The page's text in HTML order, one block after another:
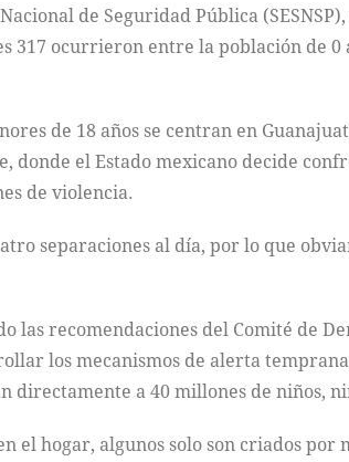
de Seguridad Pública
ocurrieron entre la población de 0
de 18 años se centran en
donde el Estado mexicano decide
de violencia.
separaciones al día, por lo que
las recomendaciones del Comité de
los mecanismos de alerta
a 40 millones de niños,
hogar, algunos solo son criados por